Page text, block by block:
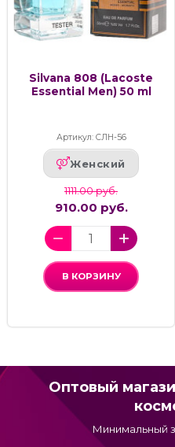
Silvana 808 (Lacoste
Essential Men) 50 ml
Артикул: СЛН-56
Женский
1111.00 руб.
910.00 руб.
В КОРЗИНУ
Оптовый
Минимальный